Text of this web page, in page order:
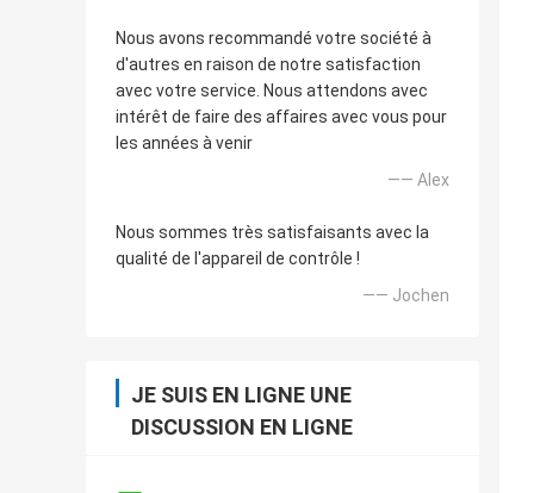
Nous avons recommandé votre société à
d'autres en raison de notre satisfaction
avec votre service. Nous attendons avec
intérêt de faire des affaires avec vous pour
les années à venir
—— Alex
Nous sommes très satisfaisants avec la
qualité de l'appareil de contrôle !
—— Jochen
JE SUIS EN LIGNE UNE
DISCUSSION EN LIGNE